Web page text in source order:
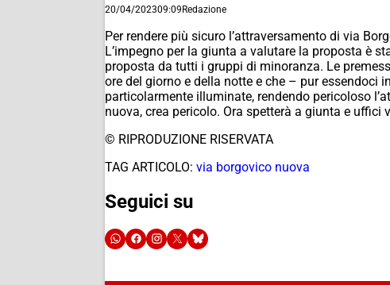
20/04/202309:09Redazione
Per rendere più sicuro l’attraversamento di via
L’impegno per la giunta a valutare la proposta è
proposta da tutti i gruppi di minoranza. Le
ore del giorno e della notte e che – pur
particolarmente illuminate, rendendo pericoloso
nuova, crea pericolo. Ora spetterà a giunta e
© RIPRODUZIONE RISERVATA
TAG ARTICOLO: via borgovico nuova
Seguici su